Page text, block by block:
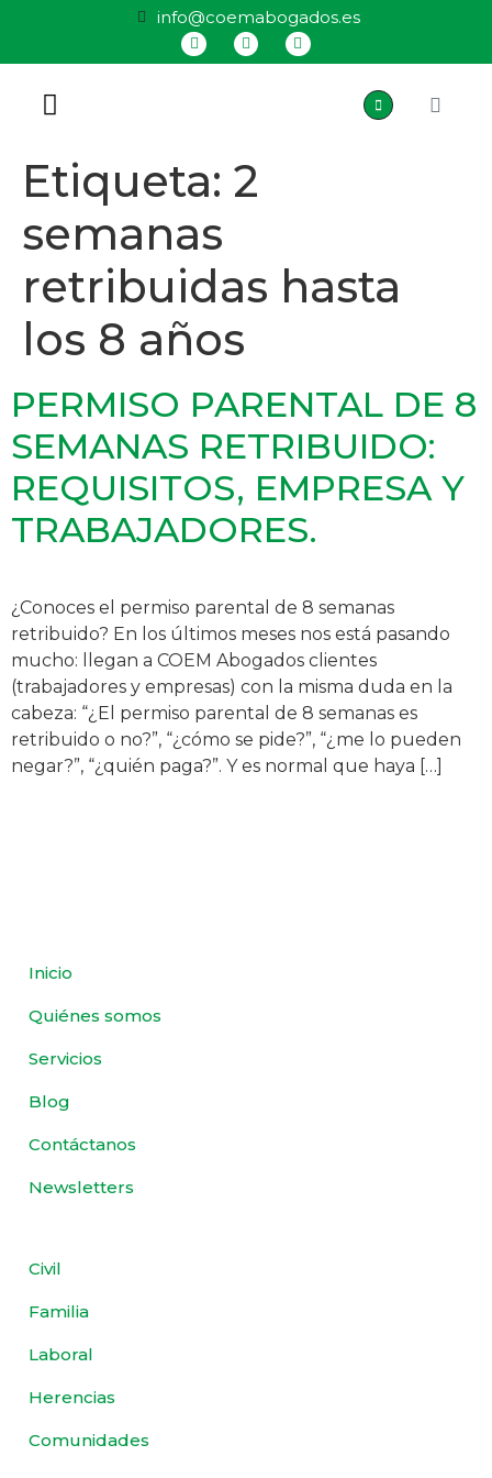
info@coemabogados.es
Etiqueta: 2
semanas
retribuidas hasta
los 8 años
PERMISO PARENTAL DE 8
SEMANAS RETRIBUIDO:
REQUISITOS, EMPRESA Y
TRABAJADORES.
¿Conoces el permiso parental de 8 semanas
retribuido? En los últimos meses nos está pasando
mucho: llegan a COEM Abogados clientes
(trabajadores y empresas) con la misma duda en la
cabeza: “¿El permiso parental de 8 semanas es
retribuido o no?”, “¿cómo se pide?”, “¿me lo pueden
negar?”, “¿quién paga?”. Y es normal que haya […]
Inicio
Quiénes somos
Servicios
Blog
Contáctanos
Newsletters
Civil
Familia
Laboral
Herencias
Comunidades